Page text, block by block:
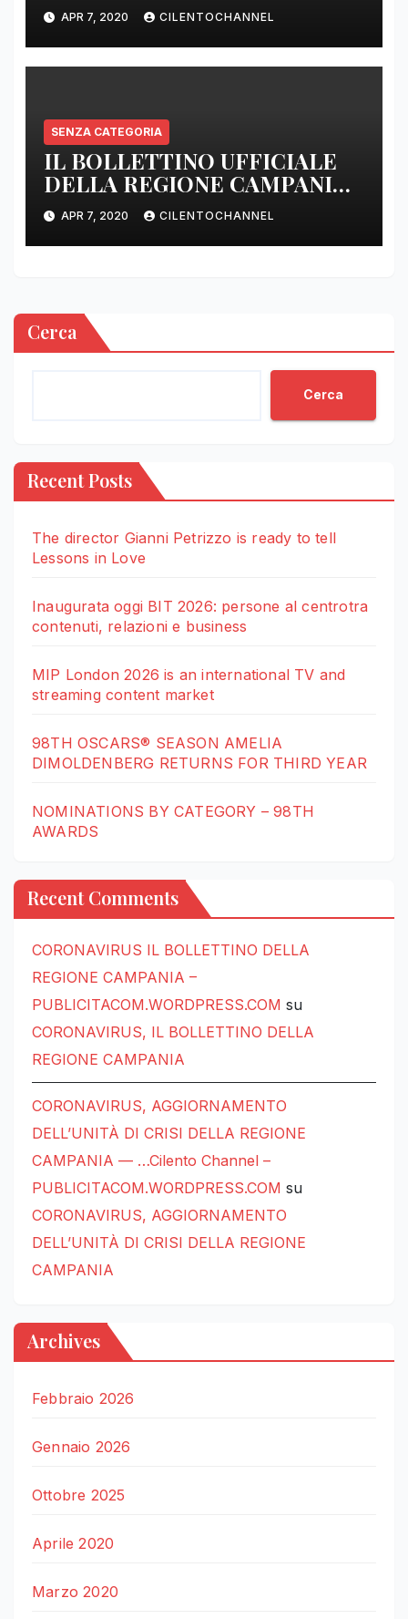
APR 7, 2020 CILENTOCHANNEL
SENZA CATEGORIA
IL BOLLETTINO UFFICIALE
DELLA REGIONE CAMPANIA
DELLE ORE 22.00
APR 7, 2020 CILENTOCHANNEL
Cerca
Cerca
Recent Posts
The director Gianni Petrizzo is ready to tell
Lessons in Love
Inaugurata oggi BIT 2026: persone al centrotra
contenuti, relazioni e business
MIP London 2026 is an international TV and
streaming content market
98TH OSCARS® SEASON AMELIA
DIMOLDENBERG RETURNS FOR THIRD YEAR
NOMINATIONS BY CATEGORY – 98TH
AWARDS
Recent Comments
CORONAVIRUS IL BOLLETTINO DELLA
REGIONE CAMPANIA –
PUBLICITACOM.WORDPRESS.COM su
CORONAVIRUS, IL BOLLETTINO DELLA
REGIONE CAMPANIA
CORONAVIRUS, AGGIORNAMENTO
DELL’UNITÀ DI CRISI DELLA REGIONE
CAMPANIA — …Cilento Channel –
PUBLICITACOM.WORDPRESS.COM su
CORONAVIRUS, AGGIORNAMENTO
DELL’UNITÀ DI CRISI DELLA REGIONE
CAMPANIA
Archives
Febbraio 2026
Gennaio 2026
Ottobre 2025
Aprile 2020
Marzo 2020